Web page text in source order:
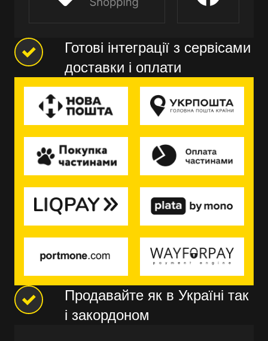
Готові інтеграції з сервісами
доставки і оплати
Продавайте як в Україні так
і закордоном